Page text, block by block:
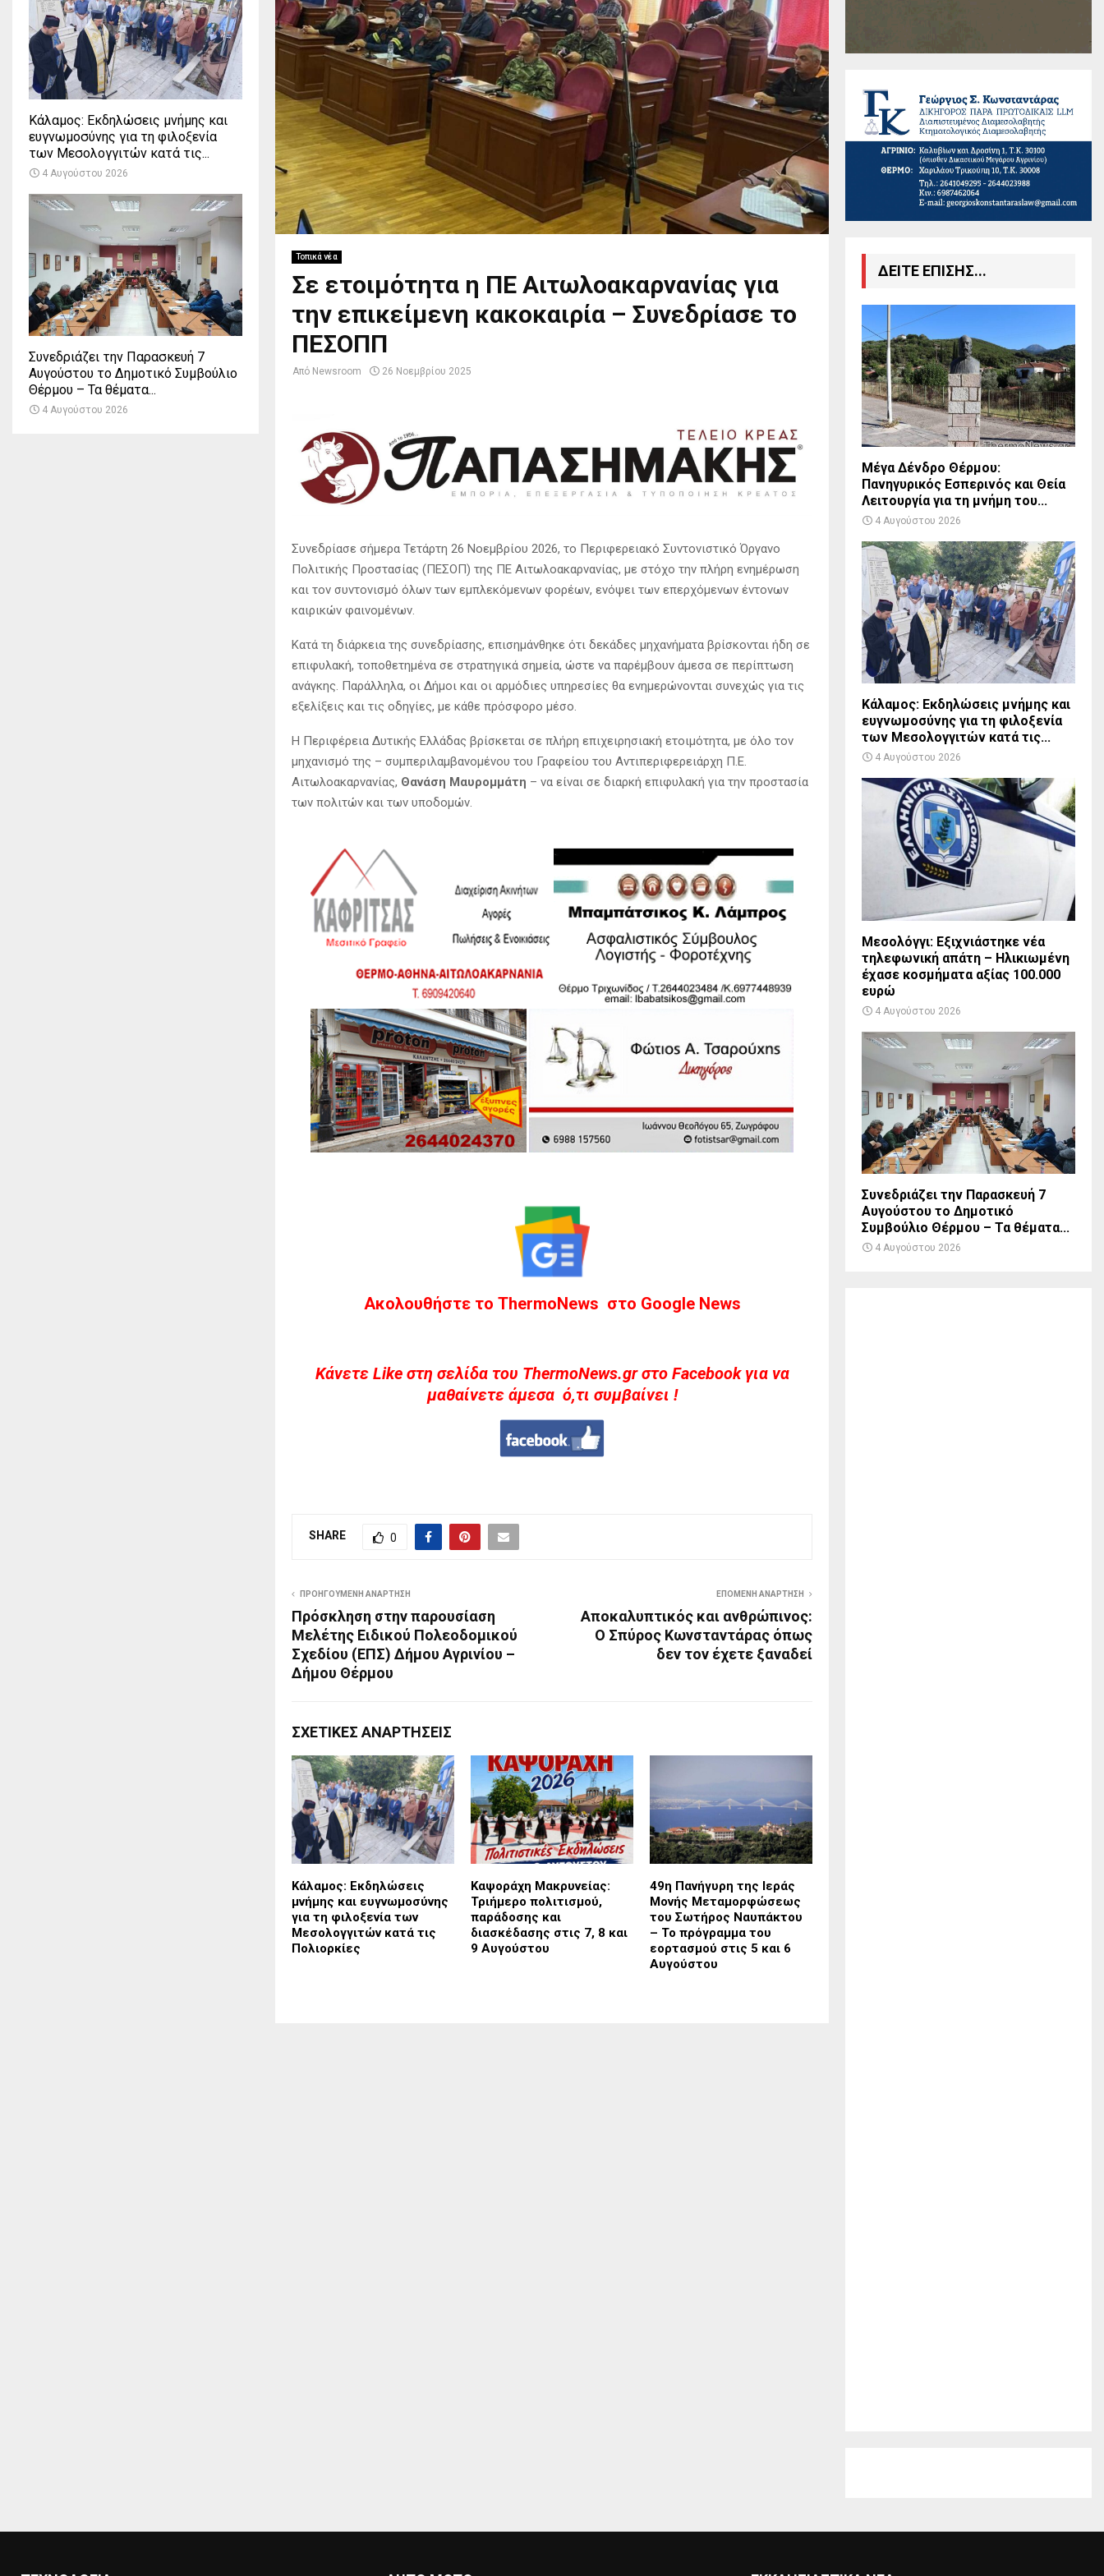
Τοπικά νέα
Σε ετοιμότητα η ΠΕ Αιτωλοακαρνανίας για
την επικείμενη κακοκαιρία – Συνεδρίασε το
ΠΕΣΟΠΠ
Από Newsroom 26 Νοεμβρίου 2025
Συνεδρίασε σήμερα Τετάρτη 26 Νοεμβρίου 2026, το Περιφερειακό Συντονιστικό Όργανο
Πολιτικής Προστασίας (ΠΕΣΟΠ) της ΠΕ Αιτωλοακαρνανίας, με στόχο την πλήρη ενημέρωση
και τον συντονισμό όλων των εμπλεκόμενων φορέων, ενόψει των επερχόμενων έντονων
καιρικών φαινομένων.
Κατά τη διάρκεια της συνεδρίασης, επισημάνθηκε ότι δεκάδες μηχανήματα βρίσκονται ήδη σε
επιφυλακή, τοποθετημένα σε στρατηγικά σημεία, ώστε να παρέμβουν άμεσα σε περίπτωση
ανάγκης. Παράλληλα, οι Δήμοι και οι αρμόδιες υπηρεσίες θα ενημερώνονται συνεχώς για τις
εξελίξεις και τις οδηγίες, με κάθε πρόσφορο μέσο.
Η Περιφέρεια Δυτικής Ελλάδας βρίσκεται σε πλήρη επιχειρησιακή ετοιμότητα, με όλο τον
μηχανισμό της – συμπεριλαμβανομένου του Γραφείου του Αντιπεριφερειάρχη Π.Ε.
Αιτωλοακαρνανίας, Θανάση Μαυρομμάτη – να είναι σε διαρκή επιφυλακή για την προστασία
των πολιτών και των υποδομών.
Ακολουθήστε το ThermoNews στο Google News
Kάνετε Like στη σελίδα του ThermoNews.gr στο Facebook για να
μαθαίνετε άμεσα ό,τι συμβαίνει !
SHARE 0
ΠΡΟΗΓΟΎΜΕΝΗ ΑΝΆΡΤΗΣΗ
Πρόσκληση στην παρουσίαση
Μελέτης Ειδικού Πολεοδομικού
Σχεδίου (ΕΠΣ) Δήμου Αγρινίου –
Δήμου Θέρμου
ΕΠΌΜΕΝΗ ΑΝΆΡΤΗΣΗ
Αποκαλυπτικός και ανθρώπινος:
Ο Σπύρος Κωνσταντάρας όπως
δεν τον έχετε ξαναδεί
ΣΧΕΤΙΚΈΣ ΑΝΑΡΤΉΣΕΙΣ
Κάλαμος: Εκδηλώσεις
μνήμης και ευγνωμοσύνης
για τη φιλοξενία των
Μεσολογγιτών κατά τις
Πολιορκίες
Καψοράχη Μακρυνείας:
Τριήμερο πολιτισμού,
παράδοσης και
διασκέδασης στις 7, 8 και
9 Αυγούστου
49η Πανήγυρη της Ιεράς
Μονής Μεταμορφώσεως
του Σωτήρος Ναυπάκτου
– Το πρόγραμμα του
εορτασμού στις 5 και 6
Αυγούστου
Κάλαμος: Εκδηλώσεις μνήμης και
ευγνωμοσύνης για τη φιλοξενία
των Μεσολογγιτών κατά τις...
4 Αυγούστου 2026
Συνεδριάζει την Παρασκευή 7
Αυγούστου το Δημοτικό Συμβούλιο
Θέρμου – Τα θέματα...
4 Αυγούστου 2026
ΔΕΙΤΕ ΕΠΙΣΗΣ...
Μέγα Δένδρο Θέρμου:
Πανηγυρικός Εσπερινός και Θεία
Λειτουργία για τη μνήμη του...
4 Αυγούστου 2026
Κάλαμος: Εκδηλώσεις μνήμης και
ευγνωμοσύνης για τη φιλοξενία
των Μεσολογγιτών κατά τις...
4 Αυγούστου 2026
Μεσολόγγι: Εξιχνιάστηκε νέα
τηλεφωνική απάτη – Ηλικιωμένη
έχασε κοσμήματα αξίας 100.000
ευρώ
4 Αυγούστου 2026
Συνεδριάζει την Παρασκευή 7
Αυγούστου το Δημοτικό
Συμβούλιο Θέρμου – Τα θέματα...
4 Αυγούστου 2026